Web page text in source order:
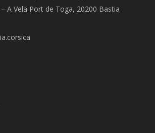
– A Vela Port de Toga, 20200 Bastia